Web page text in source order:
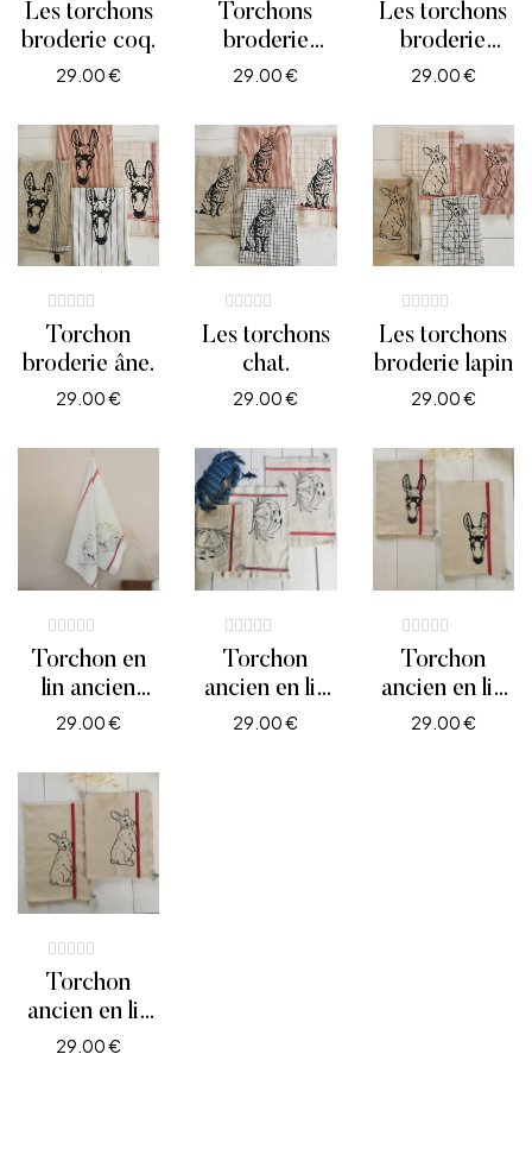
Les torchons
broderie coq.
29.00€
Torchons
broderie
lièvre.
29.00€
Les torchons
broderie
vache
29.00€
Torchon
broderie âne.
29.00€
Les torchons
chat.
29.00€
Les torchons
broderie lapin
29.00€
Torchon en
lin ancien
brodé coq.
29.00€
Torchon
ancien en lin
brodé crabe.
29.00€
Torchon
ancien en lin
brodé âne.
29.00€
Torchon
ancien en lin
brodé lapin
29.00€